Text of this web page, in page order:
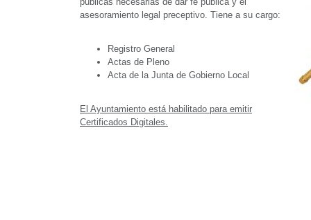
asesoramiento legal preceptivo. Tiene a su cargo:
Registro General
Actas de Pleno
Acta de la Junta de Gobierno Local
El Ayuntamiento está habilitado para emitir
Certificados Digitales.